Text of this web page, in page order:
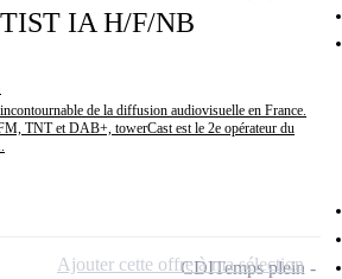
IA H/F/NB
de la diffusion audiovisuelle en France.
TNT et DAB+, towerCast est le 2e opérateur du
CDITemps plein
Ajouter cette offre à ma sélection